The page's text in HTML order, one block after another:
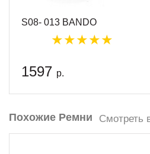
S08- 013 BANDO
1597 р.
Похожие Ремни Смотреть